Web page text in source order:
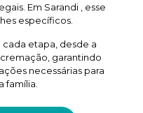
Em Sarandi , esse
específicos.
etapa, desde a
garantindo
necessárias para
família.